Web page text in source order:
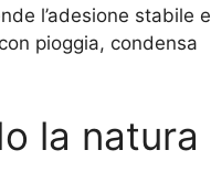
l’adesione stabile e
pioggia, condensa
la natura